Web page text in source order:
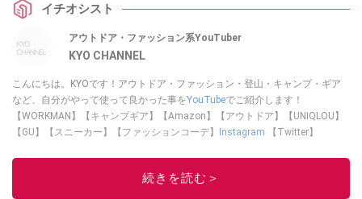
イチオシスト
アウトドア・ファッション系YouTuber
KYO CHANNEL
こんにちは。KYOです！アウトドア・ファッション・登山・キャンプ・ギア
など、自分がやって使って良かった事をYouTubeでご紹介します！
【WORKMAN】【キャンプギア】【Amazon】【アウトドア】【UNIQLOU】
【GU】【スニーカー】【ファッションコーデ】
Instagram 【Twitter】
このイチオシストの他の記事を読む
続きを読む＞